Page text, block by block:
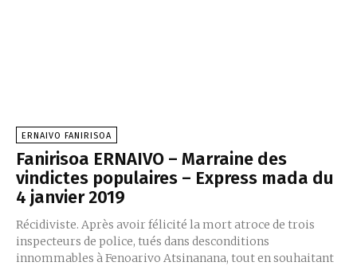
ERNAIVO FANIRISOA
Fanirisoa ERNAIVO – Marraine des
vindictes populaires – Express mada du
4 janvier 2019
Récidiviste. Après avoir félicité la mort atroce de trois
inspecteurs de police, tués dans desconditions
innommables à Fenoarivo Atsinanana, tout en souhaitant